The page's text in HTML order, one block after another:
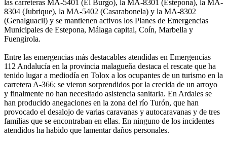
las carreteras MA-5401 (El Burgo), la MA-8301 (Estepona), la MA-
8304 (Jubrique), la MA-5402 (Casarabonela) y la MA-8302
(Genalguacil) y se mantienen activos los Planes de Emergencias
Municipales de Estepona, Málaga capital, Coín, Marbella y
Fuengirola.
Entre las emergencias más destacables atendidas en Emergencias
112 Andalucía en la provincia malagueña destaca el rescate que ha
tenido lugar a mediodía en Tolox a los ocupantes de un turismo en la
carretera A-366; se vieron sorprendidos por la crecida de un arroyo
y finalmente no han necesitado asistencia sanitaria. En Ardales se
han producido anegaciones en la zona del río Turón, que han
provocado el desalojo de varias caravanas y autocaravanas y de tres
familias que se encontraban en ellas. En ninguno de los incidentes
atendidos ha habido que lamentar daños personales.